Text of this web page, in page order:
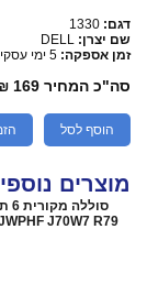
דגם: 1330
שם יצרן: DELL
זמן אספקה: 5 ימי עסקים
סה"כ המחיר 169 ₪
הוסף לסל
מוצרים
J70W7 R79...